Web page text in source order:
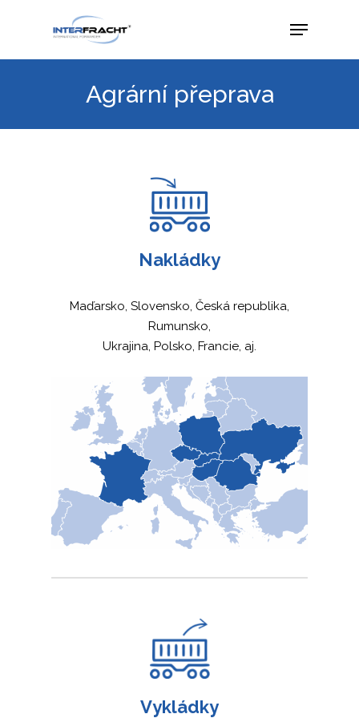
Agrární přeprava
Nakládky
Maďarsko, Slovensko, Česká republika,
Rumunsko,
Ukrajina, Polsko, Francie, aj.
Vykládky